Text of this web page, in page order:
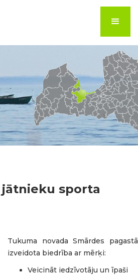
jātnieku sporta
Tukuma novada Smārdes pagastā
izveidota biedrība ar mērķi:
Veicināt iedzīvotāju un īpaši